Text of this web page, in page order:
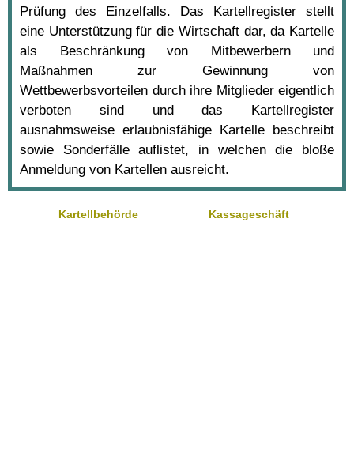
Prüfung des Einzelfalls. Das Kartellregister stellt
eine Unterstützung für die Wirtschaft dar, da Kartelle
als Beschränkung von Mitbewerbern und
Maßnahmen zur Gewinnung von
Wettbewerbsvorteilen durch ihre Mitglieder eigentlich
verboten sind und das Kartellregister
ausnahmsweise erlaubnisfähige Kartelle beschreibt
sowie Sonderfälle auflistet, in welchen die bloße
Anmeldung von Kartellen ausreicht.
Kartellbehörde Kassageschäft